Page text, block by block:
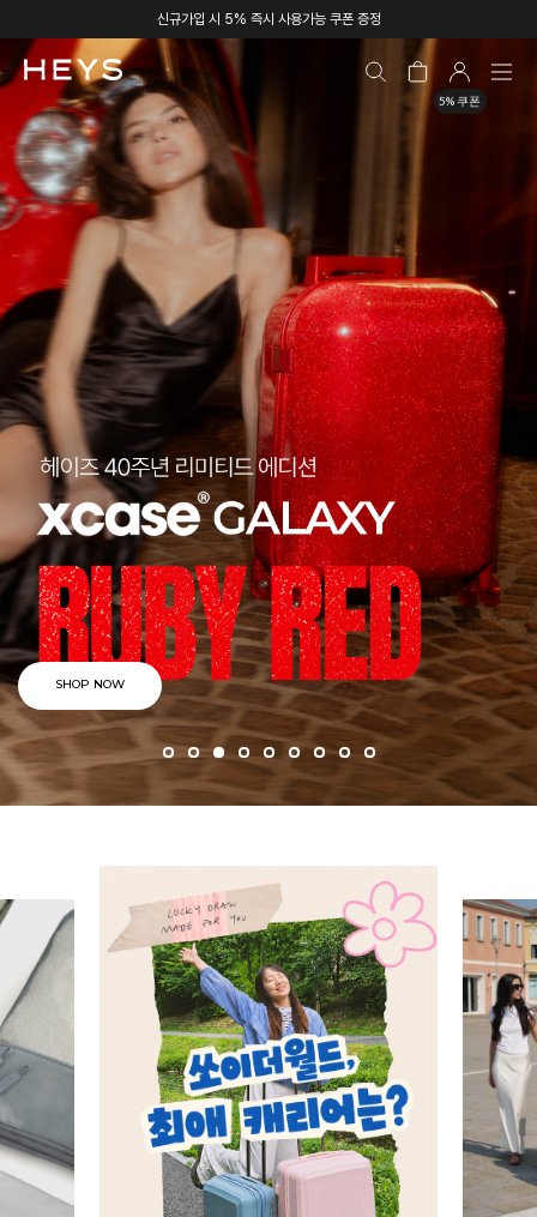
신규가입 시 5% 즉시 사용가능 쿠폰 증정
5% 쿠폰
SHOP NOW